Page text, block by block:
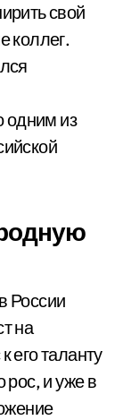
свой
коллег.
одним из
России
на
его таланту
рос, и уже в